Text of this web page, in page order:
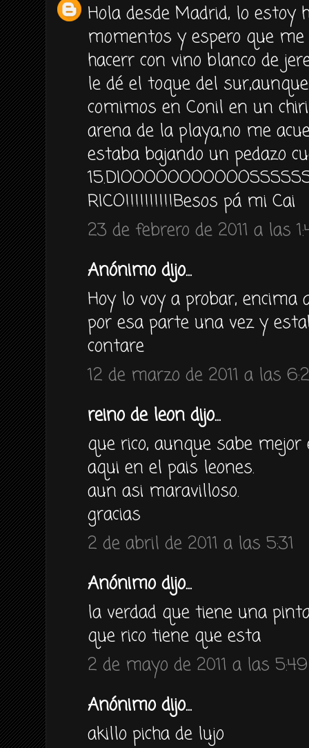
Hola desde Madrid, lo estoy
momentos y espero que
hacerr con vino blanco de
le dé el toque del
comimos en Conil en un
arena de la playa,no me
estaba bajando un pedazo
RICO!!!!!!!!!!Besos pá mi Cai
23 de febrero de 2011 a las
Anónimo dijo...
Hoy lo voy a probar, encima
por esa parte una vez y
contare
12 de marzo de 2011 a las
reino de leon dijo...
que rico, aunque sabe
aqui en el pais leones.
aun asi maravilloso.
gracias
2 de abril de 2011 a las 5:31
Anónimo dijo...
la verdad que tiene una
que rico tiene que esta
2 de mayo de 2011 a las 5:49
Anónimo dijo...
akillo picha de lujo